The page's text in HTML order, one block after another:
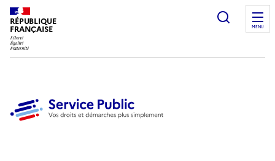
RÉPUBLIQUE
FRANÇAISE
Ouvrir
MENU